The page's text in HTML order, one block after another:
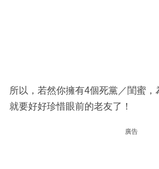
所以，若然你擁有4個死黨／閨蜜，
就要好好珍惜眼前的老友了！
廣告